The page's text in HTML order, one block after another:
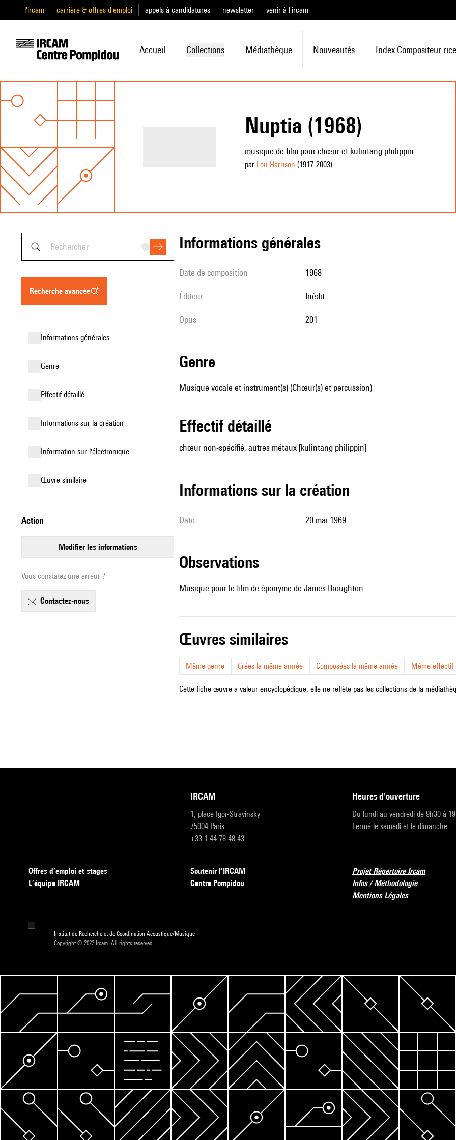
l'ircam carrière & offres d'emploi appels à candidatures newsletter venir à l'ircam
Accueil Collections Médiathèque Nouveautés Index Compositeur·rice
Nuptia (1968)
musique de film pour chœur et kulintang philippin
par Lou Harrison (1917-2003)
recherche avancée
informations générales
genre
effectif détaillé
informations sur la création
Information sur l'électronique
œuvre similaire
action
modifier les informations
Vous constatez une erreur ?
contactez-nous
informations générales
date de composition 1968
éditeur Inédit
Opus 201
genre
Musique vocale et instrument(s) (Chœur(s) et percussion)
effectif détaillé
chœur non-spécifié, autres métaux [kulintang philippin]
informations sur la création
date 20 mai 1969
observations
Musique pour le film de éponyme de James Broughton.
œuvres similaires
Même genre Crées la même année Composées la même année Même effectif
Cette fiche œuvre a valeur encyclopédique, elle ne reflète pas les collections de la
IRCAM
1, place Igor-Stravinsky
75004 Paris
+33 1 44 78 48 43
heures d'ouverture
Du lundi au vendredi de 9h30 à
Fermé le samedi et le dimanche
Offres d’emploi et stages
L’équipe IRCAM
Soutenir l’IRCAM
Centre Pompidou
Projet Répertoire Ircam
Infos / Méthodologie
Mentions Légales
Institut de Recherche et de Coordination Acoustique/Musique
Copyright © 2022 Ircam. All rights reserved.